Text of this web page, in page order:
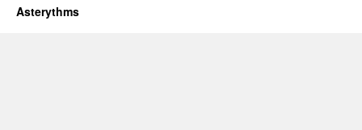
Asterythms